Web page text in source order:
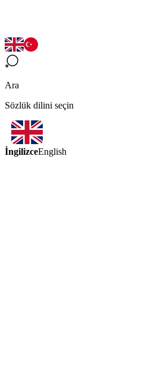
Ara
Sözlük dilini seçin
İngilizceEnglish